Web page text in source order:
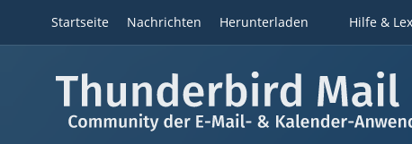
Startseite Nachrichten Herunterladen Hilfe &